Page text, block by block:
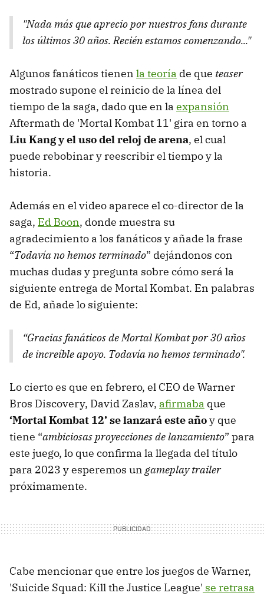
"Nada más que aprecio por nuestros fans durante
los últimos 30 años. Recién estamos comenzando..."
Algunos fanáticos tienen la teoría de que teaser
mostrado supone el reinicio de la línea del
tiempo de la saga, dado que en la expansión
Aftermath de 'Mortal Kombat 11' gira en torno a
Liu Kang y el uso del reloj de arena, el cual
puede rebobinar y reescribir el tiempo y la
historia.
Además en el video aparece el co-director de la
saga, Ed Boon, donde muestra su
agradecimiento a los fanáticos y añade la frase
“Todavía no hemos terminado” dejándonos con
muchas dudas y pregunta sobre cómo será la
siguiente entrega de Mortal Kombat. En palabras
de Ed, añade lo siguiente:
“Gracias fanáticos de Mortal Kombat por 30 años
de increíble apoyo. Todavía no hemos terminado".
Lo cierto es que en febrero, el CEO de Warner
Bros Discovery, David Zaslav, afirmaba que
‘Mortal Kombat 12’ se lanzará este añoy que
tiene “ambiciosas proyecciones de lanzamiento” para
este juego, lo que confirma la llegada del título
para 2023 y esperemos un gameplay trailer
próximamente.
Cabe mencionar que entre los juegos de Warner,
'Suicide Squad: Kill the Justice League' se retrasa